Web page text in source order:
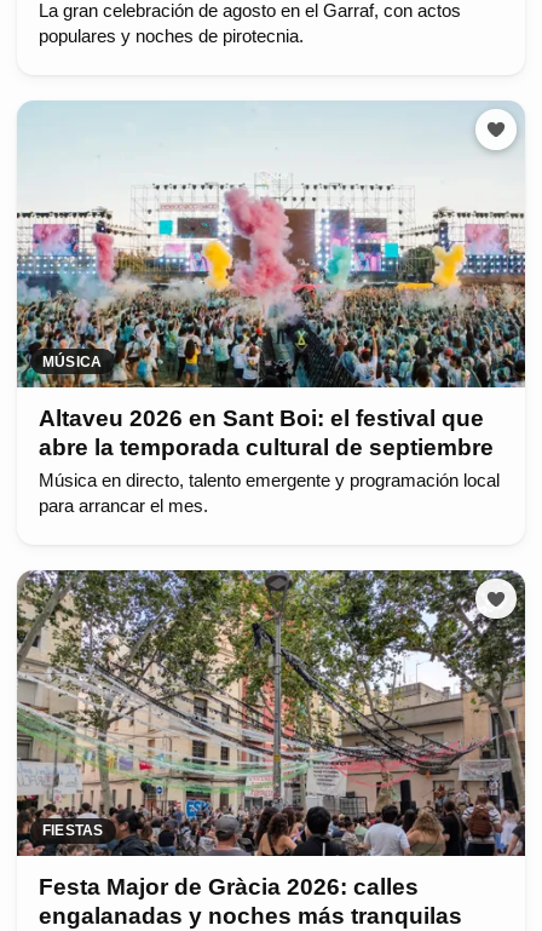
La gran celebración de agosto en el Garraf, con actos
populares y noches de pirotecnia.
MÚSICA
Altaveu 2026 en Sant Boi: el festival que
abre la temporada cultural de septiembre
Música en directo, talento emergente y programación local
para arrancar el mes.
FIESTAS
Festa Major de Gràcia 2026: calles
engalanadas y noches más tranquilas